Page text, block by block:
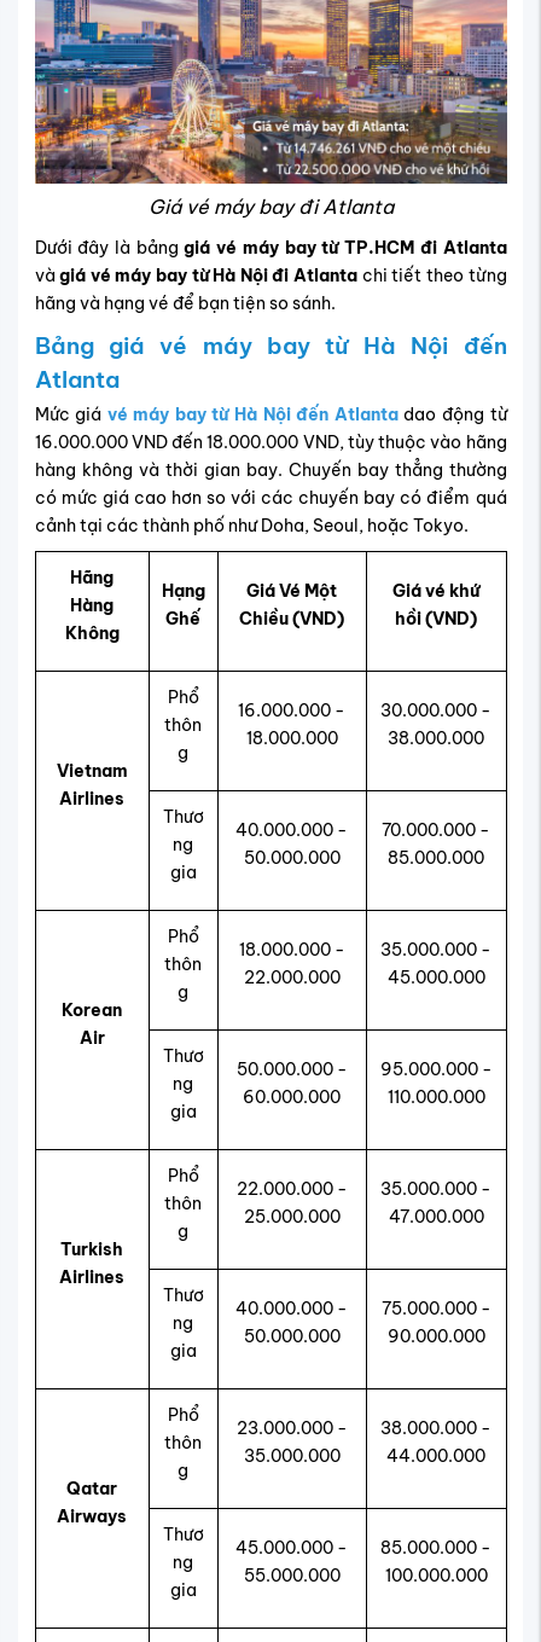
Giá vé máy bay đi Atlanta
Dưới đây là bảnggiá vé máy bay từ TP.HCM đi Atlanta
vàgiá vé máy bay từ Hà Nội đi Atlanta chi tiết theo từng
hãng và hạng vé để bạn tiện so sánh.
Bảng giá vé máy bay từ Hà Nội đến
Atlanta
Mức giá vé máy bay từ Hà Nội đến Atlantadao động từ
16.000.000 VND đến 18.000.000 VND, tùy thuộc vào hãng
hàng không và thời gian bay. Chuyến bay thẳng thường
có mức giá cao hơn so với các chuyến bay có điểm quá
cảnh tại các thành phố như Doha, Seoul, hoặc Tokyo.
Hãng
Hàng
Không
Hạng
Ghế
Giá Vé Một
Chiều (VND)
Giá vé khứ
hồi (VND)
Vietnam
Airlines
Phổ
thôn
g
16.000.000 -
18.000.000
30.000.000 -
38.000.000
Thươ
ng
gia
40.000.000 -
50.000.000
70.000.000 -
85.000.000
Korean
Air
Phổ
thôn
g
18.000.000 -
22.000.000
35.000.000 -
45.000.000
Thươ
ng
gia
50.000.000 -
60.000.000
95.000.000 -
110.000.000
Turkish
Airlines
Phổ
thôn
g
22.000.000 -
25.000.000
35.000.000 -
47.000.000
Thươ
ng
gia
40.000.000 -
50.000.000
75.000.000 -
90.000.000
Qatar
Airways
Phổ
thôn
g
23.000.000 -
35.000.000
38.000.000 -
44.000.000
Thươ
ng
gia
45.000.000 -
55.000.000
85.000.000 -
100.000.000